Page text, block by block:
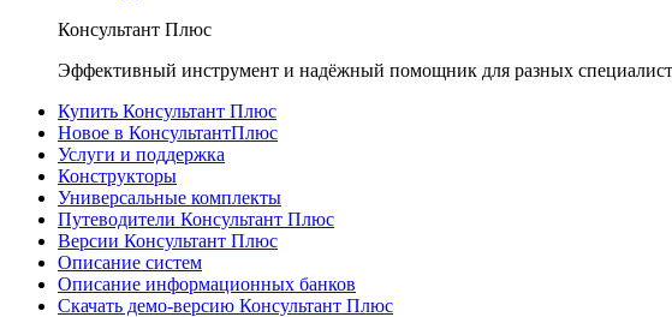
Консультант Плюс
Эффективный инструмент и надёжный помощник для разных
Купить Консультант Плюс
Новое в КонсультантПлюс
Услуги и поддержка
Конструкторы
Универсальные комплекты
Путеводители Консультант Плюс
Версии Консультант Плюс
Описание систем
Описание информационных банков
Скачать демо-версию Консультант Плюс